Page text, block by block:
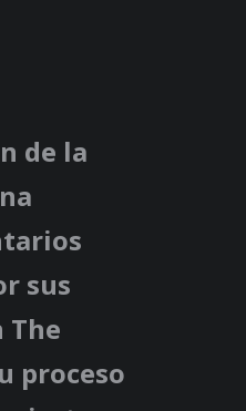
de la
sus
The
proceso